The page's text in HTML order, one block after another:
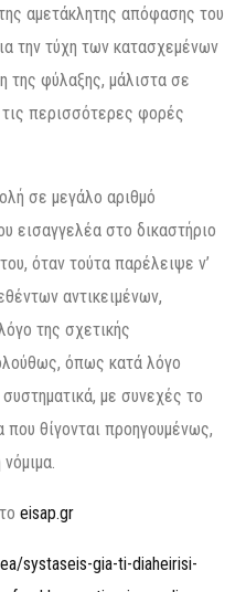
αμετάκλητης απόφασης του
την τύχη των κατασχεμένων
της φύλαξης, μάλιστα σε
περισσότερες φορές
σε μεγάλο αριθμό
εισαγγελέα στο δικαστήριο
όταν τούτα παρέλειψε ν’
αντικειμένων,
της σχετικής
όπως κατά λόγο
με συνεχές το
που θίγονται προηγουμένως,
eisap.gr
systaseis-gia-ti-diaheirisi-